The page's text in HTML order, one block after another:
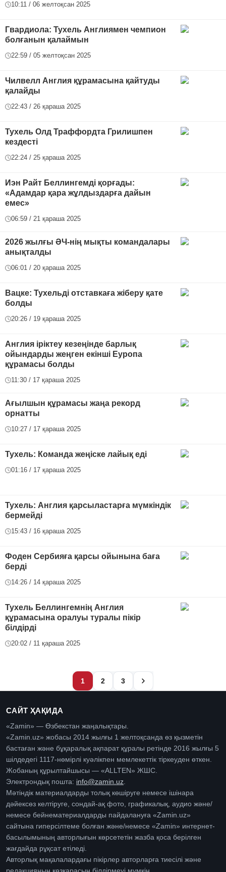
10:11 / 06 желтоқсан 2025
Гвардиола: Тухель Англиямен чемпион
болғанын қалаймын
22:59 / 05 желтоқсан 2025
Чилвелл Англия құрамасына қайтуды
қалайды
22:43 / 26 қараша 2025
Тухель Олд Траффордта Грилишпен
кездесті
22:24 / 25 қараша 2025
Иэн Райт Беллингемді қорғады:
«Адамдар қара жұлдыздарға дайын
емес»
06:59 / 21 қараша 2025
2026 жылғы ӘЧ-нің мықты командалары
анықталды
06:01 / 20 қараша 2025
Вацке: Тухельді отставкаға жіберу қате
болды
20:26 / 19 қараша 2025
Англия іріктеу кезеңінде барлық
ойындарды жеңген екінші Еуропа
құрамасы болды
11:30 / 17 қараша 2025
Ағылшын құрамасы жаңа рекорд
орнатты
10:27 / 17 қараша 2025
Тухель: Команда жеңіске лайық еді
01:16 / 17 қараша 2025
Тухель: Англия қарсыластарға мүмкіндік
бермейді
15:43 / 16 қараша 2025
Фоден Сербияға қарсы ойынына баға
берді
14:26 / 14 қараша 2025
Тухель Беллингемнің Англия
құрамасына оралуы туралы пікір
білдірді
20:02 / 11 қараша 2025
1 2 3
САЙТ ҲАҚИДА
«Zamin» — Өзбекстан жаңалықтары.
«Zamin.uz» жобасы 2014 жылғы 1 желтоқсанда өз қызметін
бастаған және бұқаралық ақпарат құралы ретінде 2016 жылғы 5
шілдедегі 1117-нөмірлі куәлікпен мемлекеттік тіркеуден өткен.
Жобаның құрылтайшысы — «ALLTEN» ЖШС.
Электрондық пошта: info@zamin.uz.
Мәтіндік материалдарды толық көшіруге немесе ішінара
дәйексөз келтіруге, сондай-ақ фото, графикалық, аудио және/
немесе бейнематериалдарды пайдалануға «Zamin.uz»
сайтына гиперсілтеме болған және/немесе «Zamin» интернет-
басылымының авторлығын көрсететін жазба қоса берілген
жағдайда рұқсат етіледі.
Авторлық мақалалардағы пікірлер авторларға тиесілі және